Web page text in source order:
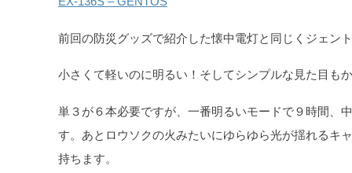
前回の防災グッズで紹介した懐中電灯と同じくジェン
小さくて軽いのに明るい！そしてシンプルな見た目も
単３が６本必要ですが、一番明るいモードで９時間、
す。あとロウソクの火みたいにゆらゆら光が揺れるキ
持ちます。